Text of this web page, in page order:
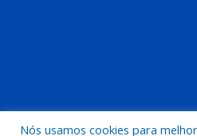
Nós usamos cookies para